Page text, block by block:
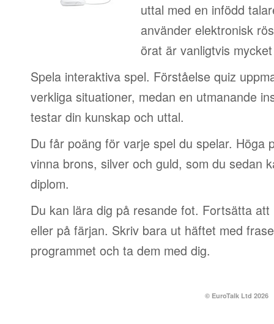
uttal med en infödd
använder elektronisk
örat är vanligtvis
Spela interaktiva spel. Förståelse quiz
verkliga situationer, medan en utmanande
testar din kunskap och uttal.
Du får poäng för varje spel du spelar. Höga
vinna brons, silver och guld, som du sedan
diplom.
Du kan lära dig på resande fot. Fortsätta
eller på färjan. Skriv bara ut häftet med
programmet och ta dem med dig.
© EuroTalk Ltd 2026